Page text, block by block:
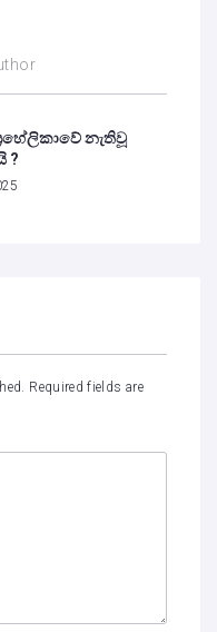
නැතිවූ
?
Required fields are